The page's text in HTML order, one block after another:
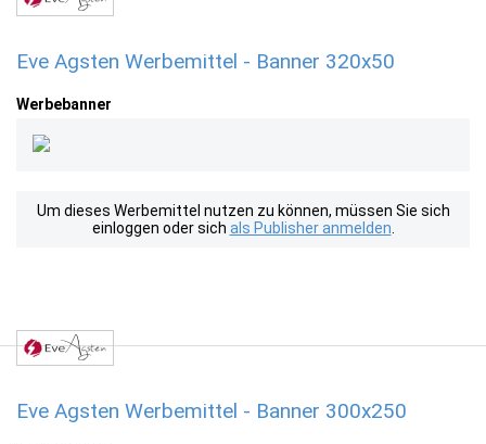
Eve Agsten Werbemittel - Banner 320x50
Werbebanner
Um dieses Werbemittel nutzen zu können, müssen Sie sich
einloggen oder sich als Publisher anmelden
Eve Agsten Werbemittel - Banner 300x250